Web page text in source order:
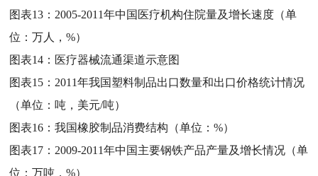
图表13： 2005-2011年中国医疗机构住院量及增长速度（单
位：万人，%）
图表14： 医疗器械流通渠道示意图
图表15： 2011年我国塑料制品出口数量和出口价格统计情况
（单位：吨，美元/吨）
图表16：我国橡胶制品消费结构（单位：%）
图表17： 2009-2011年中国主要钢铁产品产量及增长情况（单
位：万吨，%）